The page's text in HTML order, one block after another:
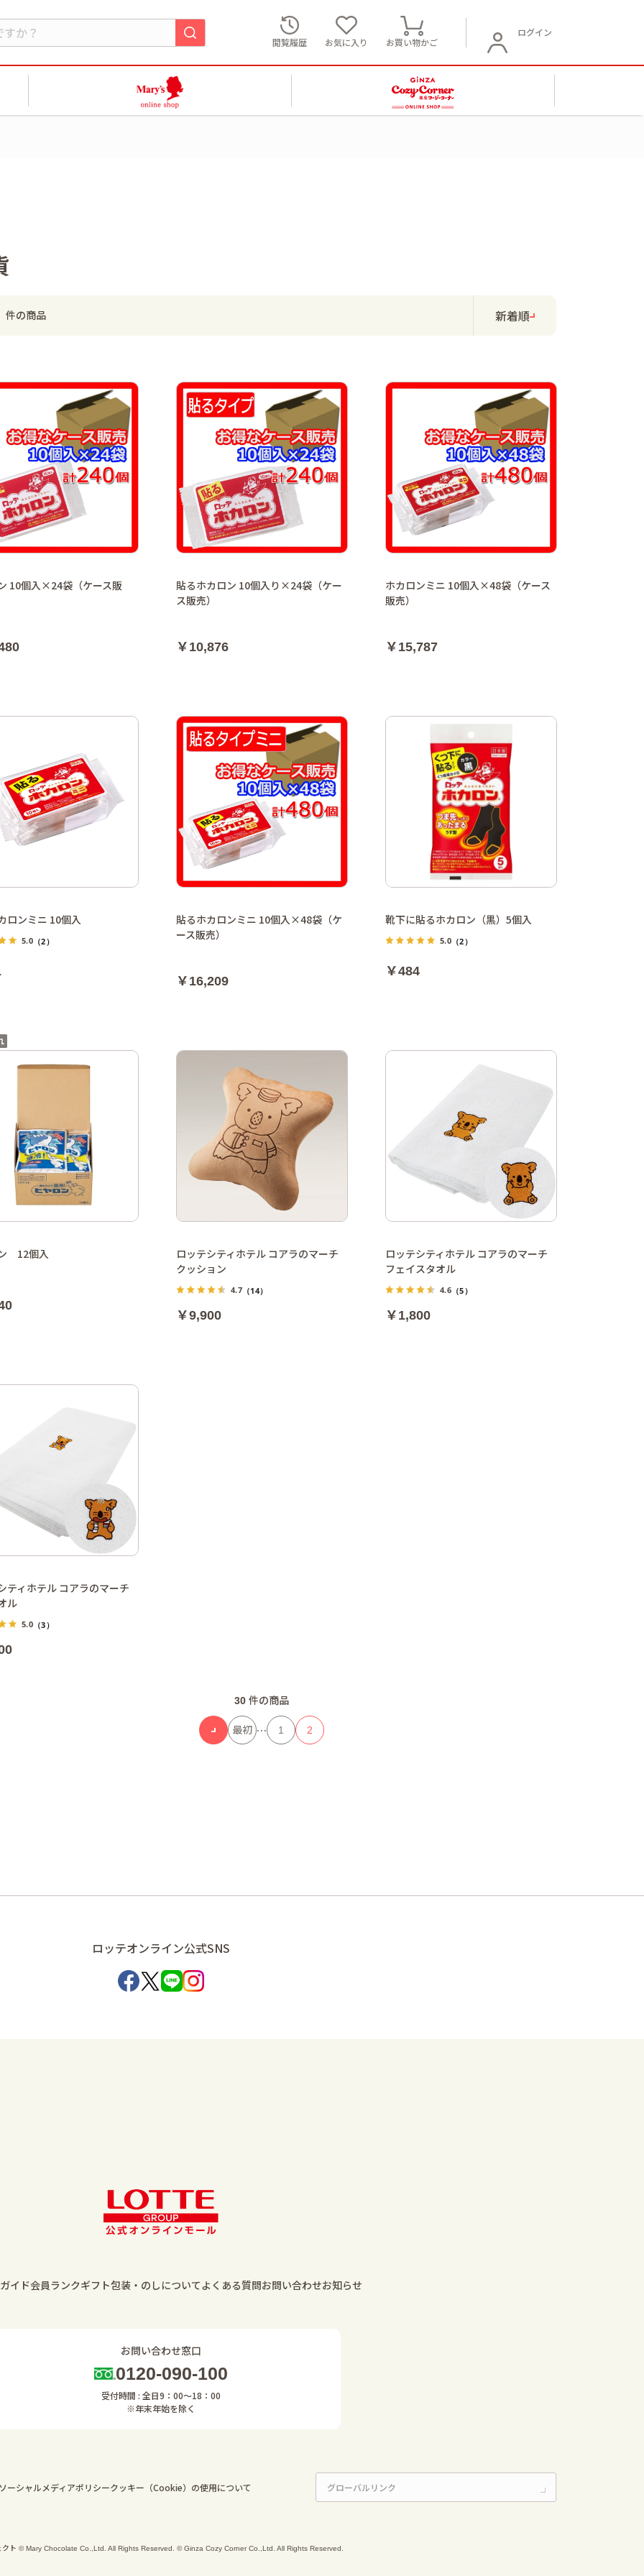
閲覧履歴 お気に入り お買い物かご
ログイン
件の商品 新着順
10個入×24袋（ケース販
貼るホカロン 10個入り×24袋（ケー
ス販売）
￥10,876
ホカロンミニ 10個入×48袋（ケース
販売）
￥15,787
ロンミニ 10個入
5.0 （2）
貼るホカロンミニ 10個入×48袋（ケ
ース販売）
￥16,209
靴下に貼るホカロン（黒）5個入
5.0 （2）
￥484
12個入
ロッテシティホテル コアラのマーチ
クッション
4.7 （14）
￥9,900
ロッテシティホテル コアラのマーチ
フェイスタオル
4.6 （5）
￥1,800
ティホテル コアラのマーチ
ル
5.0 （3）
30 件の商品
最初 … 1 2
ロッテオンライン公式SNS
イド会員ランクギフト包装・のしについてよくある質問お問い合わせお知らせ
お問い合わせ窓口
0120-090-100
受付時間 : 全日9：00～18：00
※年末年始を除く
ーシャルメディアポリシークッキー（Cookie）の使用について
ト © Mary Chocolate Co.,Ltd. All Rights Reserved. © Ginza Cozy Corner Co.,Ltd. All Rights Reserved.